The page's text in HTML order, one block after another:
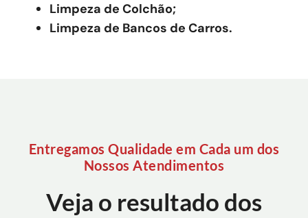
Limpeza de Colchão;
Limpeza de Bancos de Carros.
Entregamos Qualidade em Cada um dos
Nossos Atendimentos
Veja o resultado dos